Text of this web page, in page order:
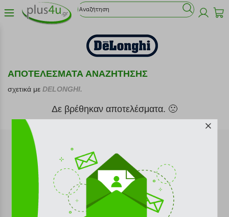
ΑΠΟΤΕΛΕΣΜΑΤΑ ΑΝΑΖΗΤΗΣΗΣ
σχετικά με DELONGHI.
Δε βρέθηκαν αποτελέσματα. 🙁
Εγγραφή στο newsletter